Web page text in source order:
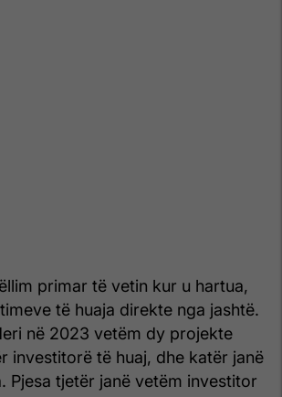
primar të vetin kur u hartua,
të huaja direkte nga jashtë.
në 2023 vetëm dy projekte
investitorë të huaj, dhe katër janë
Pjesa tjetër janë vetëm investitor